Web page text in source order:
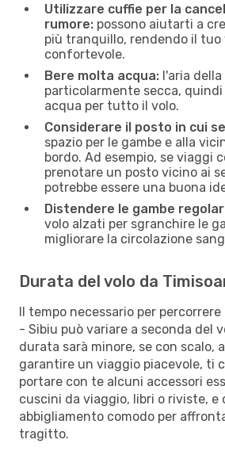
Utilizzare cuffie per la
rumore: possono aiutarti a
più tranquillo, rendendo il tuo
confortevole.
Bere molta acqua: l'aria
particolarmente secca,
acqua per tutto il volo.
Considerare il posto in cui
spazio per le gambe e alla
bordo. Ad esempio, se viaggi
prenotare un posto vicino ai
potrebbe essere una buona
Distendere le gambe
volo alzati per sgranchire le
migliorare la circolazione
Durata del volo da
Il tempo necessario per
- Sibiu può variare a seconda del
durata sarà minore, se con scalo,
garantire un viaggio piacevole, ti
portare con te alcuni accessori
cuscini da viaggio, libri o riviste, e
abbigliamento comodo per
tragitto.